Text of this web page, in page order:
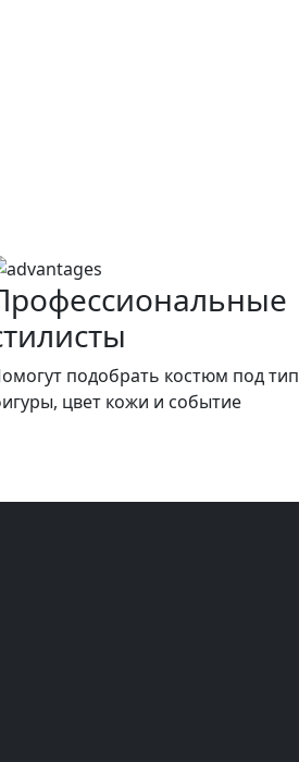
подобрать костюм под тип
цвет кожи и событие